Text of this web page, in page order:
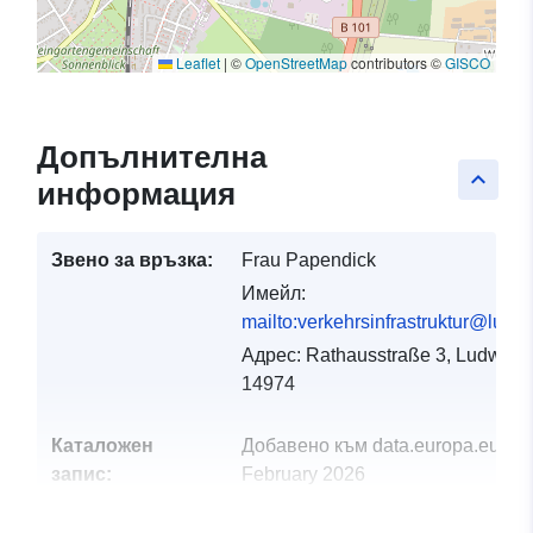
Leaflet | ©OpenStreetMapcontributors ©GISCO
keyboard_arrow_up
Допълнителна
информация
Звено за връзка:
Frau Papendick
Имейл:
Адрес: Rathausstraße 3,
14974
Каталожен
запис:
Добавено към data.europa.eu:
February 2026